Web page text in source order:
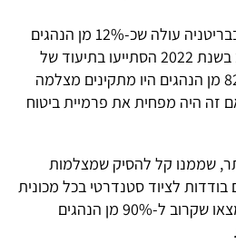
מסקר שפורסם לאחרונה בבריטניה עולה שכ-12% מן הנהגים
שהגישו תביעות ביטוח רכב בשנת 2022 הסתייעו בתיעוד של
מצלמות דאשבורד, וש-82% מן הנהגים היו מתקינים מצלמה
זה היה מפחית את פרמיית ביטוח
שממנו קל להסיק שמצלמות
לציוד סטנדרטי בכל מכונית
חדשה הוא שכל הסקרים מצאו שקרוב ל-90% מן הנהגים